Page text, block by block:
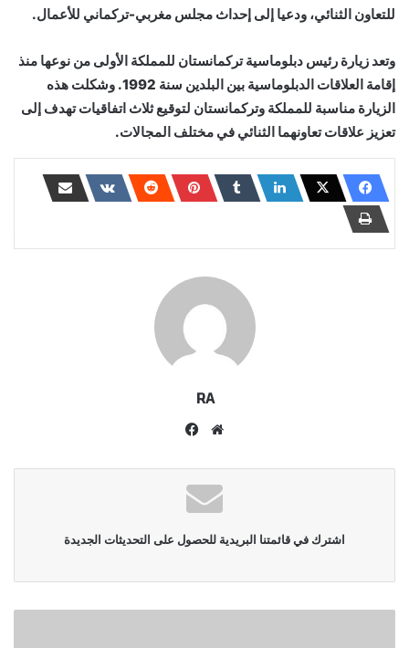
للتعاون الثنائي، ودعيا إلى إحداث مجلس مغربي-تركماني للأعمال.
وتعد زيارة رئيس دبلوماسية تركمانستان للمملكة الأولى من نوعها منذ
إقامة العلاقات الدبلوماسية بين البلدين سنة 1992. وشكلت هذه
الزيارة مناسبة للمملكة وتركمانستان لتوقيع ثلاث اتفاقيات تهدف إلى
تعزيز علاقات تعاونهما الثنائي في مختلف المجالات.
RA
موقع
اشترك في قائمتنا البريدية للحصول على التحديثات الجديدة